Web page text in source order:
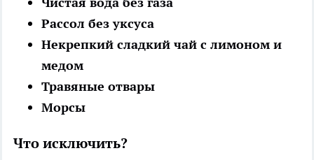
Рассол без уксуса
Некрепкий сладкий чай с лимоном и
медом
Травяные отвары
Морсы
Что исключить?